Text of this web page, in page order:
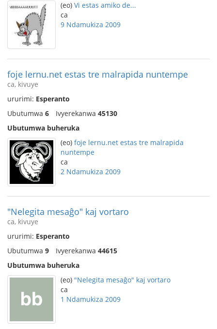
(eo) Vi estas amiko de...
ca
9 Ndamukiza 2009
foje lernu.net estas tre malrapida nuntempe
ca, kivuye
ururimi: Esperanto
Ubutumwa 6 Ivyerekanwa 45130
Ubutumwa buheruka
(eo) foje lernu.net estas tre malrapida
nuntempe
ca
2 Ndamukiza 2009
"Nelegita mesaĝo" kaj vortaro
ca, kivuye
ururimi: Esperanto
Ubutumwa 9 Ivyerekanwa 44615
Ubutumwa buheruka
(eo) "Nelegita mesaĝo" kaj vortaro
ca
1 Ndamukiza 2009